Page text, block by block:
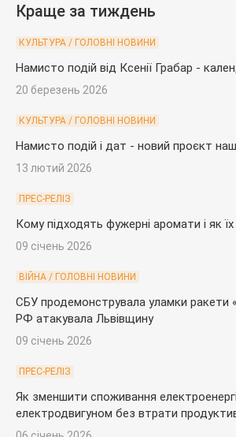
Краще за тиждень
КУЛЬТУРА / ГОЛОВНІ НОВИНИ
Намисто подій від Ксенії Грабар -
20 березень 2026
КУЛЬТУРА / ГОЛОВНІ НОВИНИ
Намисто подій і дат - новий проєкт
13 лютий 2026
ПРЕС-РЕЛІЗ
Кому підходять фужерні аромати і як
09 січень 2026
ВІЙНА / ГОЛОВНІ НОВИНИ
СБУ продемонструвала уламки ракети
РФ атакувала Львівщину
09 січень 2026
ПРЕС-РЕЛІЗ
Як зменшити споживання
електродвигуном без втрати